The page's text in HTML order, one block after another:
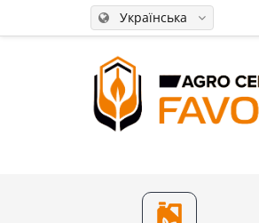
Українська